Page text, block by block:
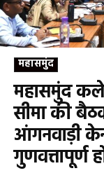
महासमुंद
महासमुंद
सीमा की
आंगनवाड़ी
गुणवत्तापूर्ण